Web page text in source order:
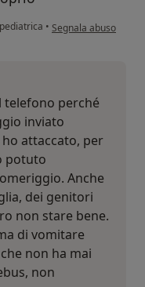
• secondo l'opinione
Segnala abuso
telefono perché
inviato
attaccato, per
potuto
Anche
dei genitori
non stare bene.
di vomitare
non ha mai
non